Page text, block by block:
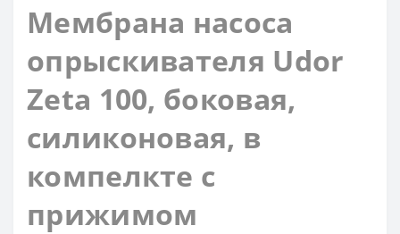
Мембрана насоса
опрыскивателя Udor
Zeta 100, боковая,
силиконовая, в
компелкте с
прижимом